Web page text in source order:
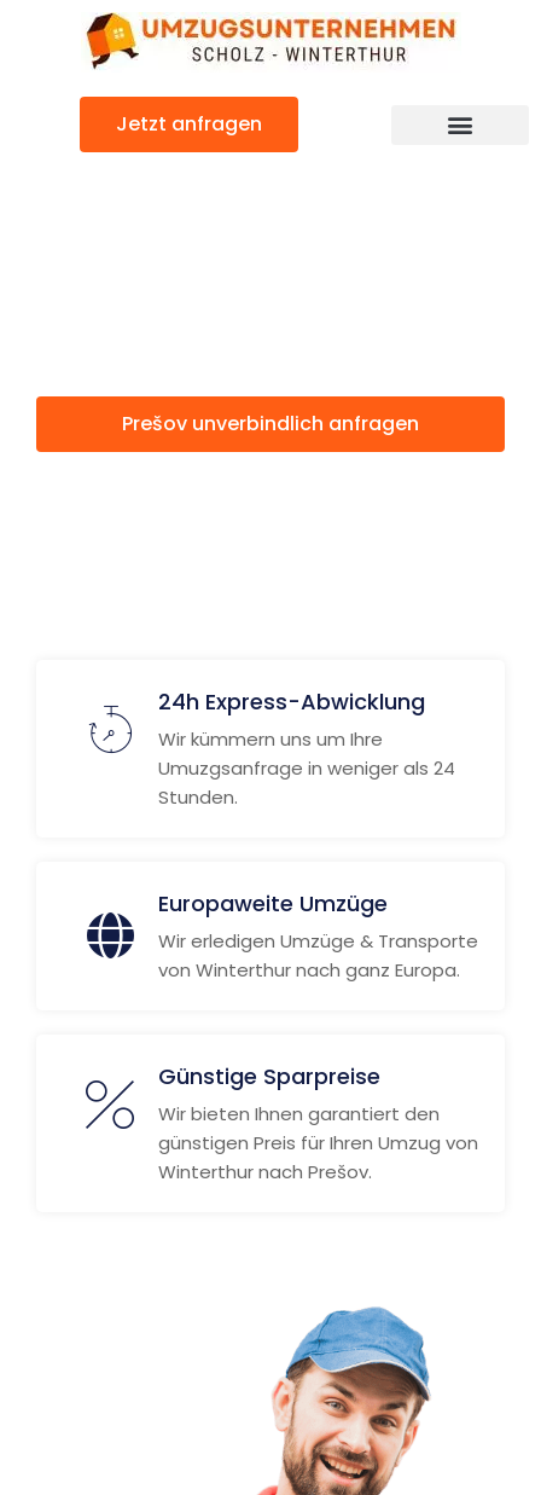
Jetzt anfragen
Prešov unverbindlich anfragen
24h Express-Abwicklung
Wir kümmern uns um Ihre
Umuzgsanfrage in weniger als 24
Stunden.
Europaweite Umzüge
Wir erledigen Umzüge & Transporte
von Winterthur nach ganz Europa.
Günstige Sparpreise
Wir bieten Ihnen garantiert den
günstigen Preis für Ihren Umzug von
Winterthur nach Prešov.